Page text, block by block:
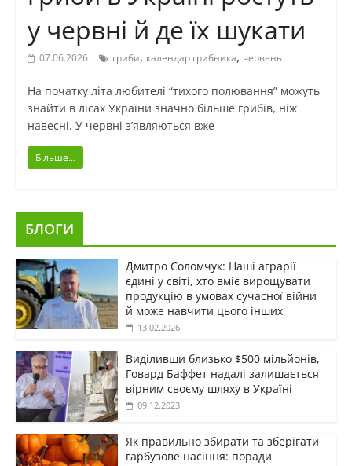
у червні й де їх шукати
07.06.2026 гриби, календар грибника, червень
На початку літа любителі “тихого полювання” можуть
знайти в лісах України значно більше грибів, ніж
навесні. У червні з’являються вже
Більше...
БЛОГИ
Дмитро Соломчук: Наші аграрії
єдині у світі, хто вміє вирощувати
продукцію в умовах сучасної війни
й може навчити цього інших
13.02.2026
Виділивши близько $500 мільйонів,
Говард Баффет надалі залишається
вірним своєму шляху в Україні
09.12.2023
Як правильно збирати та зберігати
гарбузове насіння: поради